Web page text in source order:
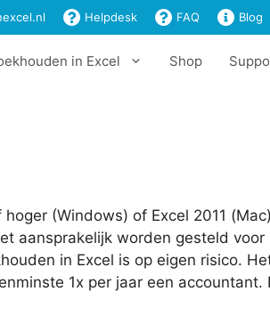
Helpdesk FAQ Blog
in Excel Shop
(Windows) of Excel 2011
aansprakelijk worden gesteld
in Excel is op eigen risico.
1x per jaar een accountant.